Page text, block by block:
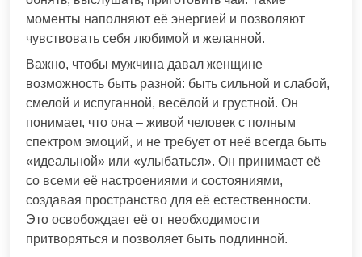
моменты наполняют её энергией и позволяют
чувствовать себя любимой и желанной.
Важно, чтобы мужчина давал женщине
возможность быть разной: быть сильной и слабой,
смелой и испуганной, весёлой и грустной. Он
понимает, что она – живой человек с полным
спектром эмоций, и не требует от неё всегда быть
«идеальной» или «улыбаться». Он принимает её
со всеми её настроениями и состояниями,
создавая пространство для её естественности.
Это освобождает её от необходимости
притворяться и позволяет быть подлинной.